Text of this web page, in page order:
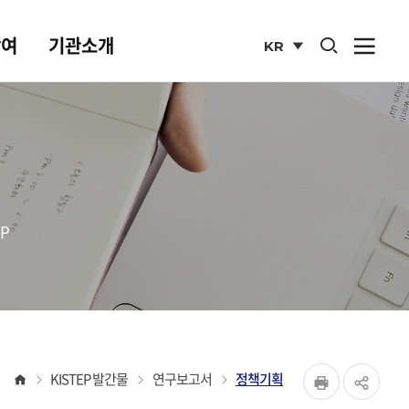
기관소개
KR
사이트
통합검색 열기
사
열기
홈 KISTEP 발간물 연구보고서 정책기획
페이지